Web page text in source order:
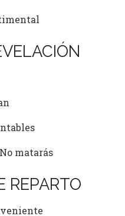
matarás
REPARTO